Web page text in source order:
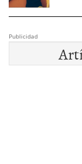
Publicidad